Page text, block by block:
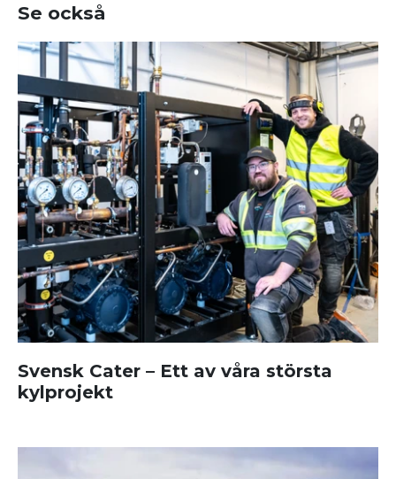
Se också
Svensk Cater – Ett av våra största
kylprojekt